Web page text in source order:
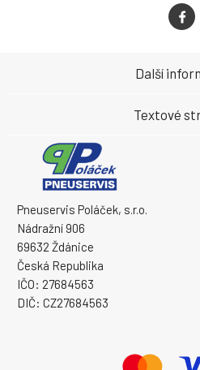
Pneuservis Poláček, s.r.o.
Nádražní 906
69632 Ždánice
Česká Republika
IČO: 27684563
DIČ: CZ27684563
Další
Textové